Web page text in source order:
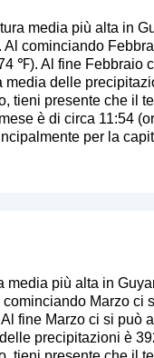
media più alta in
cominciando
℉). Al fine Febbraio
delle
tieni presente che il
è di circa 11:54
per la
media più alta in
Marzo ci
fine Marzo ci si può
precipitazioni è